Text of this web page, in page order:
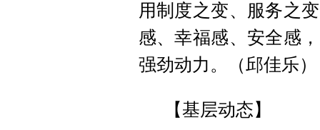
用制度之变、服务之
感、幸福感、安全感
强劲动力。（邱佳乐）
【基层动态】